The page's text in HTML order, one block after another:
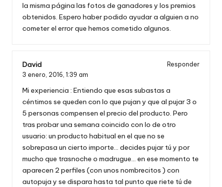
la misma página las fotos de ganadores y los premios
obtenidos. Espero haber podido ayudar a alguien a no
cometer el error que hemos cometido algunos.
David
Responder
3 enero, 2016, 1:39 am
Mi experiencia : Entiendo que esas subastas a
céntimos se queden con lo que pujan y que al pujar 3 o
5 personas compensen el precio del producto. Pero
tras probar una semana coincido con lo de otro
usuario: un producto habitual en el que no se
sobrepasa un cierto importe… decides pujar tú y por
mucho que trasnoche o madrugue… en ese momento te
aparecen 2 perfiles (con unos nombrecitos ) con
autopuja y se dispara hasta tal punto que riete tú de